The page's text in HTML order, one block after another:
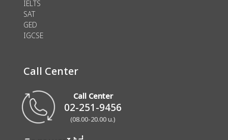
IELTS
SAT
GED
IGCSE
Call Center
Call Center
02-251-9456
(08.00-20.00 น.)